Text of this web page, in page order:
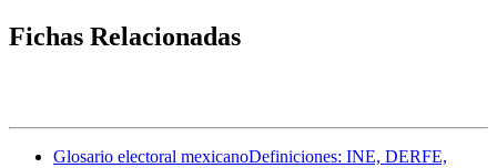
Fichas Relacionadas
Glosario electoral mexicanoDefiniciones: INE, DERFE,